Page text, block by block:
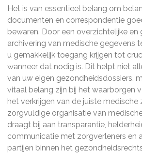
Het is van essentieel belang om
documenten en correspondentie
bewaren. Door een overzichtelijke en
archivering van medische gegevens
u gemakkelijk toegang krijgen tot
wanneer dat nodig is. Dit helpt niet
van uw eigen gezondheidsdossiers,
vitaal belang zijn bij het waarborgen
het verkrijgen van de juiste medische
zorgvuldige organisatie van
draagt bij aan transparantie,
communicatie met zorgverleners en
partijen binnen het